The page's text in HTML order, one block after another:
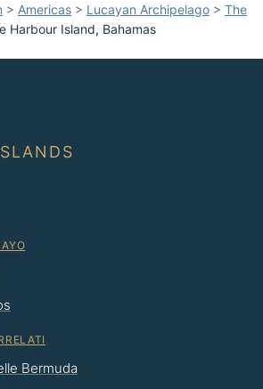
> Americas > Lucayan Archipelago > The
Harbour Island, Bahamas
Bermuda